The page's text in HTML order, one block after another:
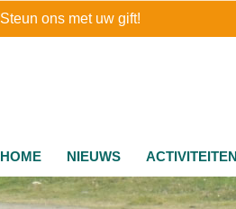
Steun ons met uw gift!
HOME NIEUWS ACTIVITEITEN